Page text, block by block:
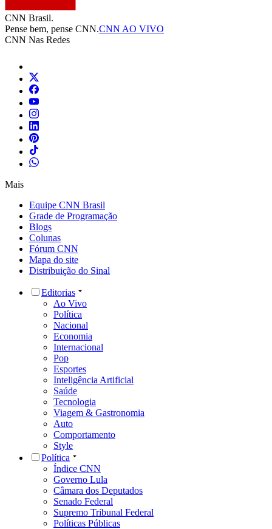
CNN Brasil.
Pense bem, pense CNN.CNN AO VIVO
CNN Nas Redes
Mais
Equipe CNN Brasil
Grade de Programação
Blogs
Colunas
Fórum CNN
Mapa do site
Distribuição do Sinal
Editorias
Ao Vivo
Política
Nacional
Economia
Internacional
Pop
Esportes
Inteligência Artificial
Saúde
Tecnologia
Viagem & Gastronomia
Auto
Comportamento
Style
Política
Índice CNN
Governo Lula
Câmara dos Deputados
Senado Federal
Supremo Tribunal Federal
Políticas Públicas